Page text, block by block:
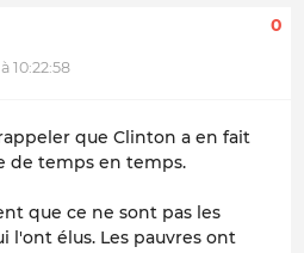
10:22:58
0
que Clinton a en fait
de temps en temps.
que ce ne sont pas les
l'ont élus. Les pauvres ont